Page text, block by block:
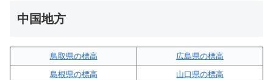
中国地方
鳥取県の標高
広島県の標高
島根県の標高
山口県の標高